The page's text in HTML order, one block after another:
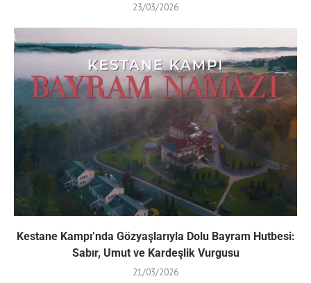
23/03/2026
Kestane Kampı’nda Gözyaşlarıyla Dolu Bayram Hutbesi:
Sabır, Umut ve Kardeşlik Vurgusu
21/03/2026